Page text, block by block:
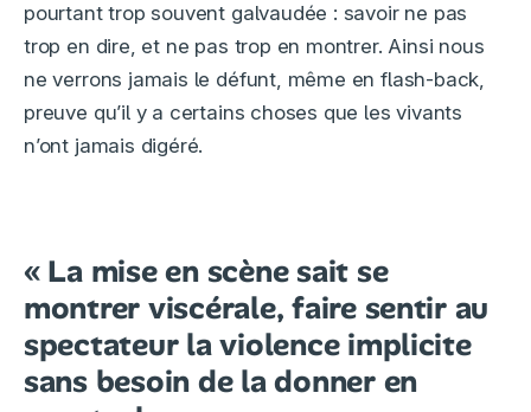
pourtant trop souvent galvaudée : savoir ne pas
trop en dire, et ne pas trop en montrer. Ainsi nous
ne verrons jamais le défunt, même en flash-back,
preuve qu’il y a certains choses que les vivants
n’ont jamais digéré.
« La mise en scène sait se
montrer viscérale, faire sentir au
spectateur la violence implicite
sans besoin de la donner en